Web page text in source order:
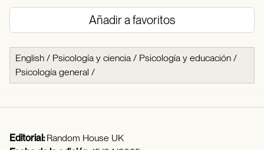
Añadir a favoritos
English / Psicología y ciencia / Psicología y educación /
Psicología general /
Editorial:Random House UK